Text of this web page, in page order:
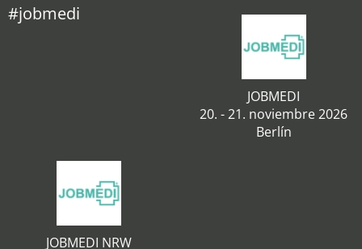
#jobmedi
JOBMEDI
20. - 21. noviembre 2026
Berlín
JOBMEDI NRW